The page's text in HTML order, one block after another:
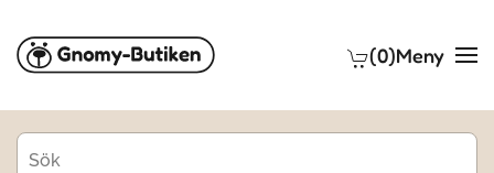
Skip to main content (0)Meny